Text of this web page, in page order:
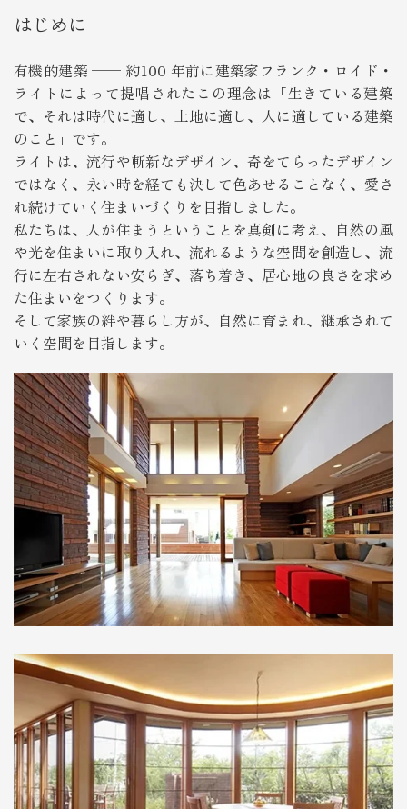
はじめに
有機的建築 ── 約100 年前に建築家フランク・ロイド・
ライトによって提唱されたこの理念は「生きている建築
で、それは時代に適し、土地に適し、人に適している建築
のこと」です。
ライトは、流行や斬新なデザイン、奇をてらったデザイン
ではなく、永い時を経ても決して色あせることなく、愛さ
れ続けていく住まいづくりを目指しました。
私たちは、人が住まうということを真剣に考え、自然の風
や光を住まいに取り入れ、流れるような空間を創造し、流
行に左右されない安らぎ、落ち着き、居心地の良さを求め
た住まいをつくります。
そして家族の絆や暮らし方が、自然に育まれ、継承されて
いく空間を目指します。